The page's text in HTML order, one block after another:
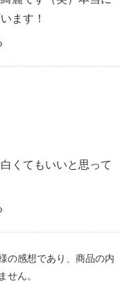
ます！
くてもいいと思って
の感想であり、商品の内
せん。